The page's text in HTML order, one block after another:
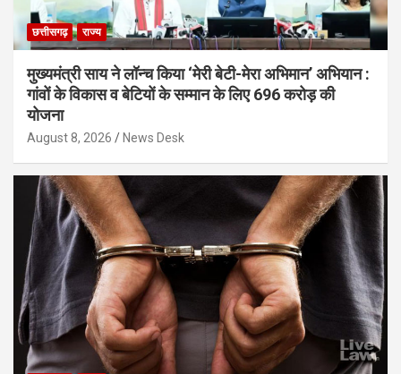
छत्तीसगढ़ राज्य
मुख्यमंत्री साय ने लॉन्च किया ‘मेरी बेटी-मेरा अभिमान’ अभियान :
गांवों के विकास व बेटियों के सम्मान के लिए 696 करोड़ की
योजना
August 8, 2026 News Desk